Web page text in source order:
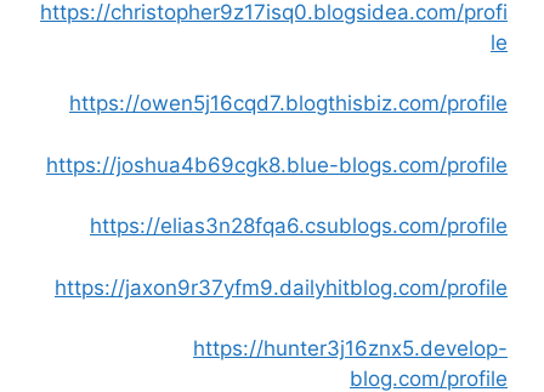
https://christopher9z17isq0.blogsidea.com/profi
le
https://owen5j16cqd7.blogthisbiz.com/profile
https://joshua4b69cgk8.blue-blogs.com/profile
https://elias3n28fqa6.csublogs.com/profile
https://jaxon9r37yfm9.dailyhitblog.com/profile
https://hunter3j16znx5.develop-
blog.com/profile